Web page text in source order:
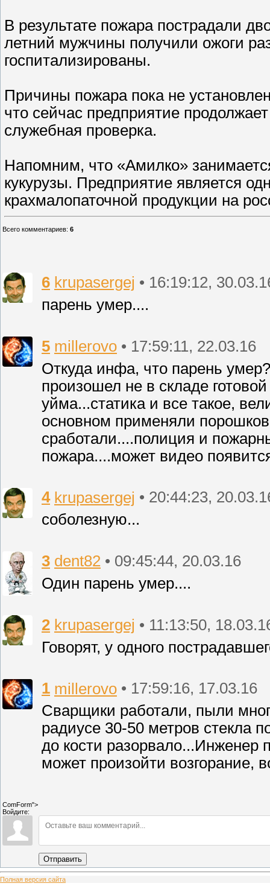
В результате пожара пострадали
летний мужчины получили ожоги
госпитализированы.
Причины пожара пока не
что сейчас предприятие
служебная проверка.
Напомним, что «Амилко»
кукурузы. Предприятие является
крахмалопаточной продукции на
Всего комментариев: 6
6 krupasergej • 16:19:12,
парень умер....
5 millerovo • 17:59:11, 22.03.16
Откуда инфа, что парень
произошел не в складе
уйма...статика и все такое,
основном применяли
сработали....полиция и
пожара....может видео
4 krupasergej • 20:44:23,
соболезную...
3 dent82 • 09:45:44, 20.03.16
Один парень умер....
2 krupasergej • 11:13:50,
Говорят, у одного
1 millerovo • 17:59:16, 17.03.16
Сварщики работали, пыли
радиусе 30-50 метров стекла
до кости разорвало...Инженер
может произойти возгорание,
ComForm">
Войдите:
Отправить
Полная версия сайта